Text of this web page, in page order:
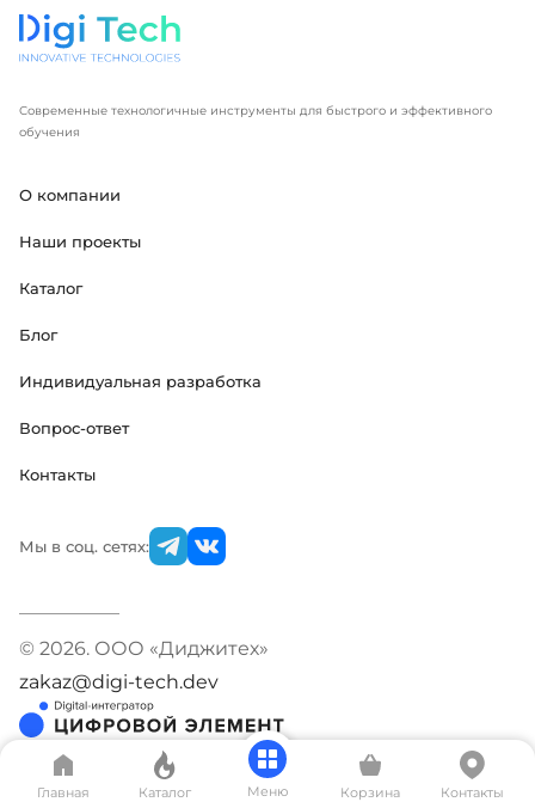
Современные технологичные инструменты для быстрого и эффективного
обучения
О компании
Наши проекты
Каталог
Блог
Индивидуальная разработка
Вопрос-ответ
Контакты
Мы в соц. сетях:
© 2026. ООО «Диджитех»
zakaz@digi-tech.dev
Главная Каталог Меню Корзина Контакты